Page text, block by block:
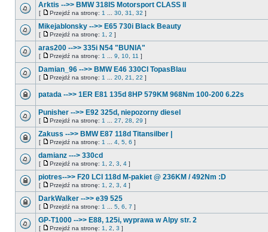
Arktis -->> BMW 318IS Motorsport CLASS II
[ Przejdź na stronę: 1 30 31 32 ]
Mikejablonsky -->> E65 730i Black Beauty
[ Przejdź na stronę: 1 2 ]
aras200 -->> 335i N54 "BUNIA"
[ Przejdź na stronę: 1 9 10 11 ]
Damian_96 -->> BMW E46 330CI TopasBlau
[ Przejdź na stronę: 1 20 21 22 ]
patada -->> 1ER E81 135d 8HP 579KM 968Nm 100-200 6.22s
Punisher -->> E92 325d, niepozorny diesel
[ Przejdź na stronę: 1 27 28 29 ]
Zakuss -->> BMW E87 118d Titansilber |
[ Przejdź na stronę: 1 4 5 6 ]
damianz ---> 330cd
[ Przejdź na stronę: 1 2 3 4 ]
piotres-->> F20 LCI 118d M-pakiet @ 236KM / 492Nm :D
[ Przejdź na stronę: 1 2 3 4 ]
DarkWalker -->> e39 525
[ Przejdź na stronę: 1 5 6 7 ]
GP-T1000 -->> E88, 125i, wyprawa w Alpy str. 2
[ Przejdź na stronę: 1 2 3 ]